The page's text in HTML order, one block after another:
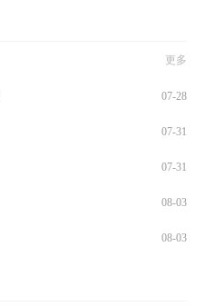
更多
07-28
07-31
07-31
08-03
08-03